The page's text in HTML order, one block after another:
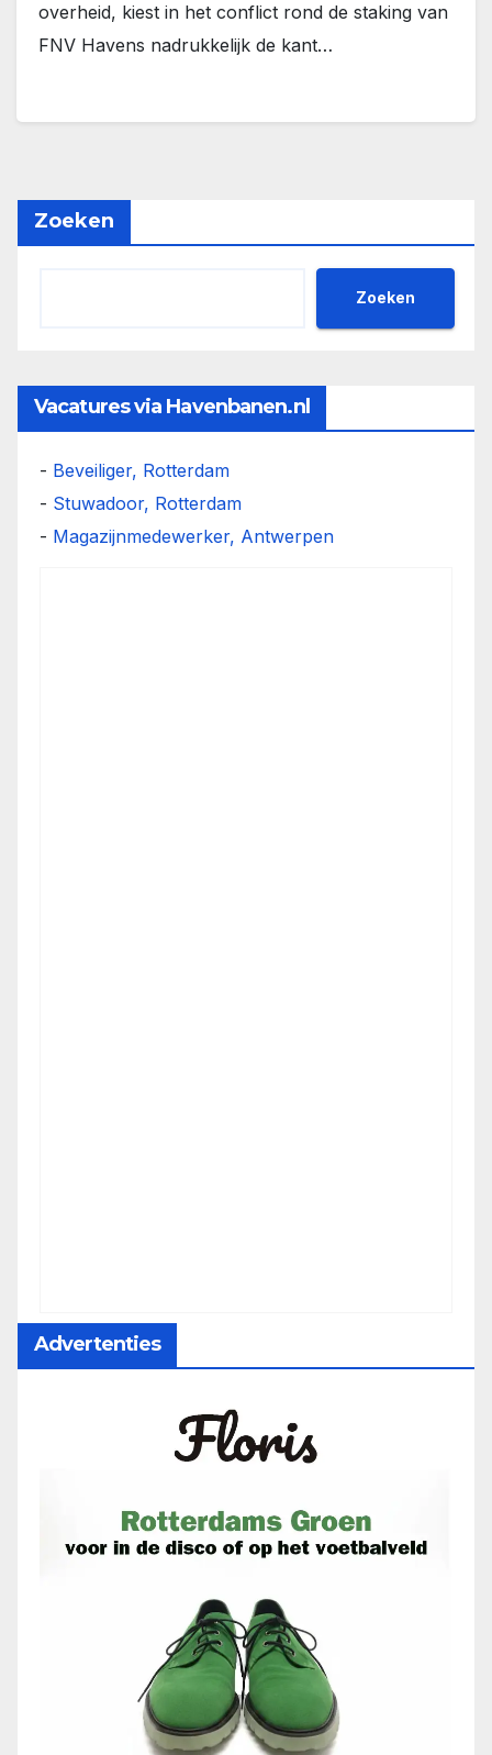
overheid, kiest in het conflict rond de staking van
FNV Havens nadrukkelijk de kant…
Zoeken
Zoeken
Vacatures via Havenbanen.nl
- Beveiliger, Rotterdam
- Stuwadoor, Rotterdam
- Magazijnmedewerker, Antwerpen
Advertenties